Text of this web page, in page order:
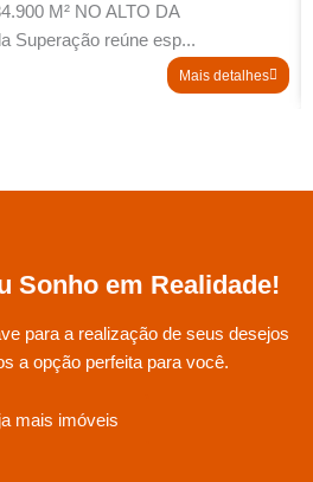
M² NO ALTO DA
Superação reúne esp...
Mais detalhes
Sonho em Realidade!
para a realização de seus desejos
a opção perfeita para você.
mais imóveis